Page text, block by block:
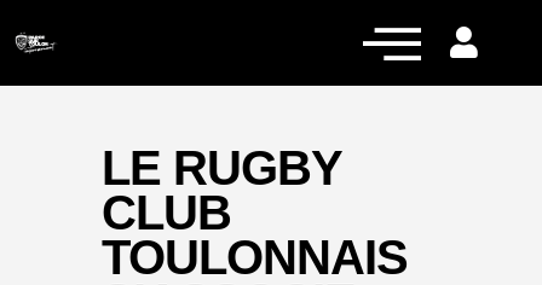
Actualités
Équipe pro
LE RUGBY
CLUB
TOULONNAIS